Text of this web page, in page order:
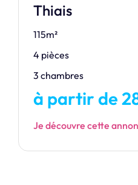
Thiais
115m²
4 pièces
3 chambres
à partir de
Je découvre cette